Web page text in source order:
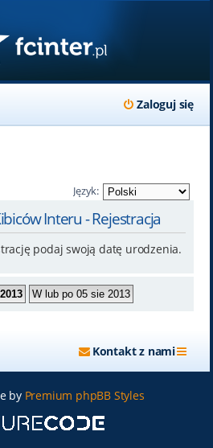
Zaloguj się
Język:
Interu - Rejestracja
podaj swoją datę urodzenia.
Kontakt z nami
by Premium phpBB Styles